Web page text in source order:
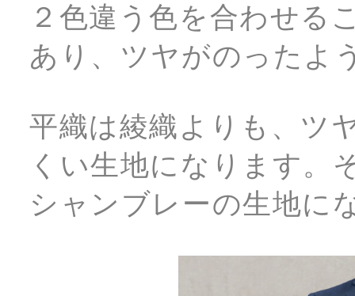
２色違う色を合わせる
あり、ツヤがのったよ
平織は綾織よりも、ツ
くい生地になります。
シャンブレーの生地に